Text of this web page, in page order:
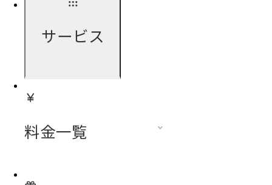
サービス
料金一覧